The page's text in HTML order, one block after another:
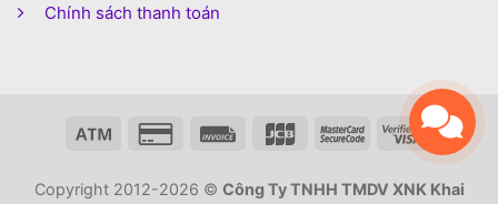
Chính sách thanh toán
Copyright 2012-2026 © Công Ty TNHH TMDV XNK Khai